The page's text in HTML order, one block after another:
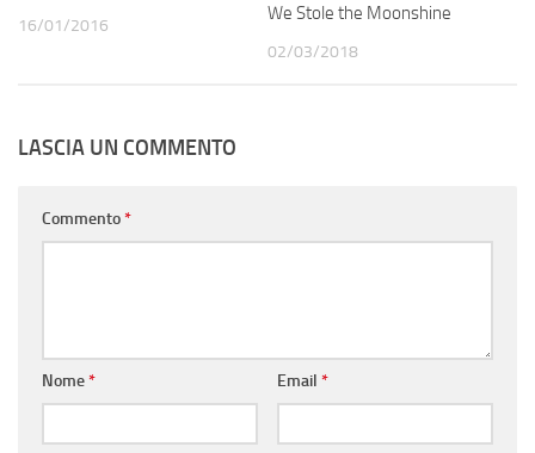
16/01/2016
We Stole the Moonshine
02/03/2018
LASCIA UN COMMENTO
Commento*
Nome* Email *